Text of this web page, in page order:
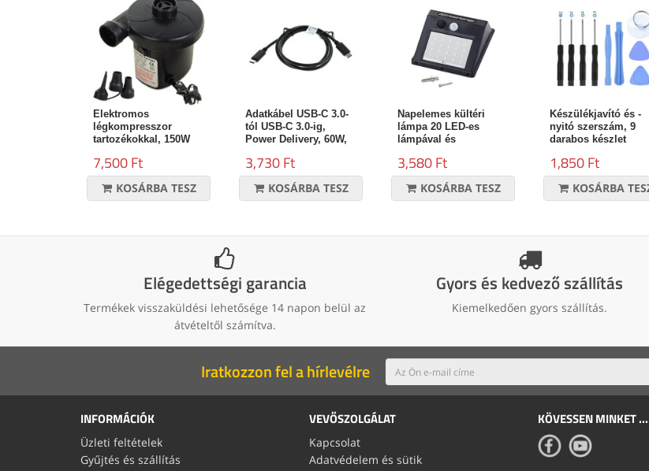
Elektromos
légkompresszor
tartozékokkal, 150W
7,500 Ft
KOSÁRBA TESZ
Adatkábel USB-C 3.0-
tól USB-C 3.0-ig,
Power Delivery, 60W,
3,730 Ft
KOSÁRBA TESZ
Napelemes kültéri
lámpa 20 LED-es
lámpával és
3,580 Ft
KOSÁRBA TESZ
Készülékjavító és -
nyitó szerszám, 9
darabos készlet
1,850 Ft
KOSÁRBA
Elégedettségi garancia
Termékek visszaküldési lehetősége 14 napon belül az
átvételtől számítva.
Gyors és kedvező szállítás
Kiemelkedően gyors szállítás.
Iratkozzon fel a hírlevélre
INFORMÁCIÓK
Üzleti feltételek
Gyűjtés és szállítás
VEVŐSZOLGÁLAT
Kapcsolat
Adatvédelem és sütik
KÖVESSEN MINKET ...